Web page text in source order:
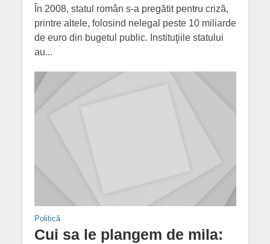
În 2008, statul român s-a pregătit pentru criză,
printre altele, folosind nelegal peste 10 miliarde
de euro din bugetul public. Instituţiile statului
au...
Politică
Cui sa le plangem de mila: